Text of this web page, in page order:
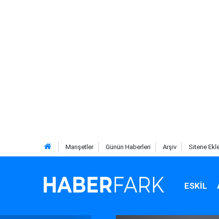
Manşetler Günün Haberleri Arşiv Sitene
ESKIL